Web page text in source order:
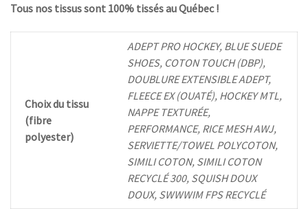
Tous nos tissus sont 100% tissés au Québec !
Choix du tissu
(fibre
polyester)
ADEPT PRO HOCKEY, BLUE SUEDE
SHOES, COTON TOUCH (DBP),
DOUBLURE EXTENSIBLE ADEPT,
FLEECE EX (OUATÉ), HOCKEY MTL,
NAPPE TEXTURÉE,
PERFORMANCE, RICE MESH AWJ,
SERVIETTE/TOWEL POLYCOTON,
SIMILI COTON, SIMILI COTON
RECYCLÉ 300, SQUISH DOUX
DOUX, SWWWIM FPS RECYCLÉ